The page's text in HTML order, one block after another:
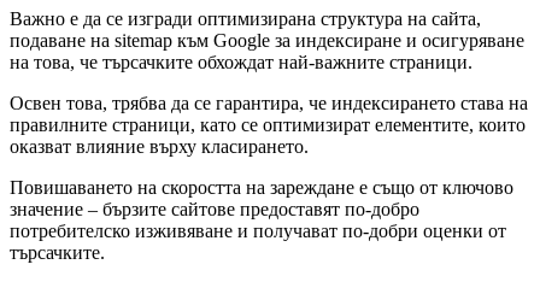
Важно е да се изгради оптимизирана структура на сайта,
подаване на sitemap към Google за индексиране и осигуряване
на това, че търсачките обхождат най-важните страници.
Освен това, трябва да се гарантира, че индексирането става на
правилните страници, като се оптимизират елементите, които
оказват влияние върху класирането.
Повишаването на скоростта на зареждане е също от ключово
значение – бързите сайтове предоставят по-добро
потребителско изживяване и получават по-добри оценки от
търсачките.